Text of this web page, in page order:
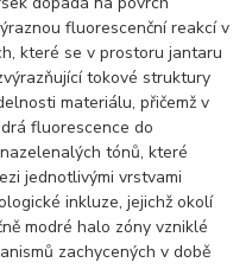
fluorescenční reakcí v
které se v prostoru jantaru
tokové struktury
materiálu, přičemž v
fluorescence do
tónů, které
jednotlivými vrstvami
inkluze, jejichž okolí
modré halo zóny vzniklé
zachycených v době